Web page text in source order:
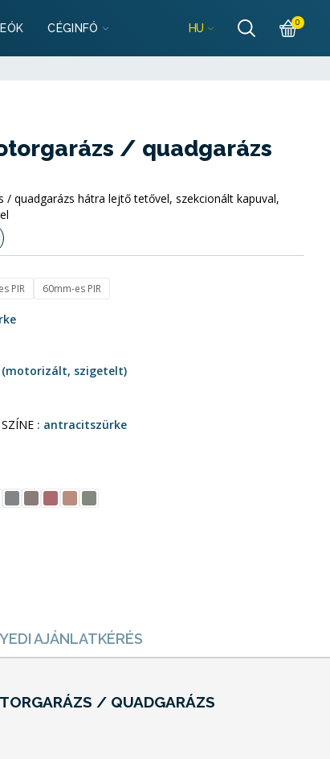
CÉGINFÓ HU 0
/ quadgarázs
quadgarázs hátra lejtő tetővel, szekcionált kapuval,
PIR 60mm-es PIR
(motorizált, szigetelt)
antracitszürke
AJÁNLATKÉRÉS
/ QUADGARÁZS